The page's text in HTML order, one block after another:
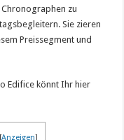
zu
Sie zieren
Preissegment und
Edifice könnt Ihr hier
[Anzeigen]